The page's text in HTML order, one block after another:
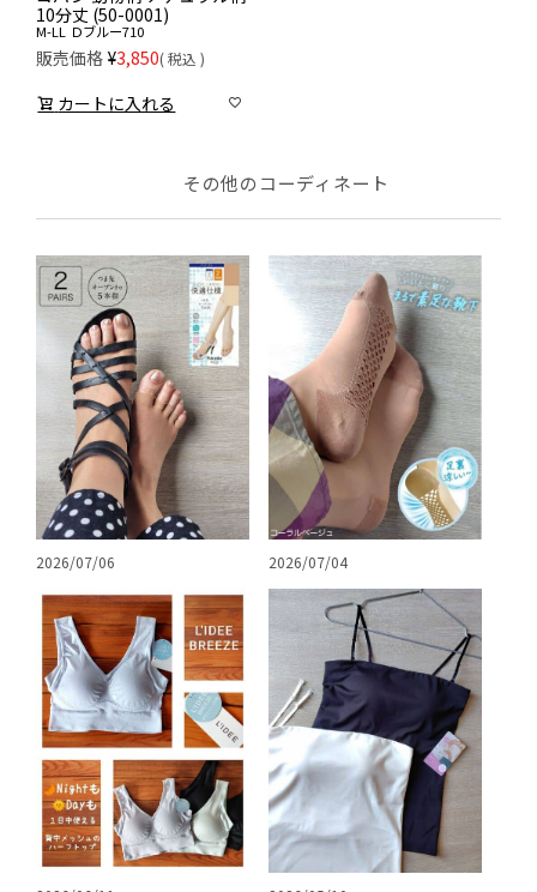
10分丈 (50-0001)
M-LL Ｄブルー710
販売価格 ¥3,850 税込
カートに入れる
その他のコーディネート
2026/07/06 2026/07/04